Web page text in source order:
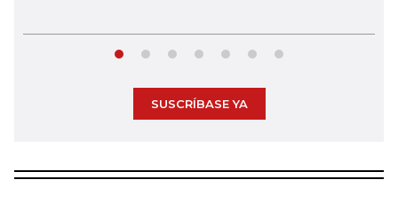
SUSCRÍBASE YA